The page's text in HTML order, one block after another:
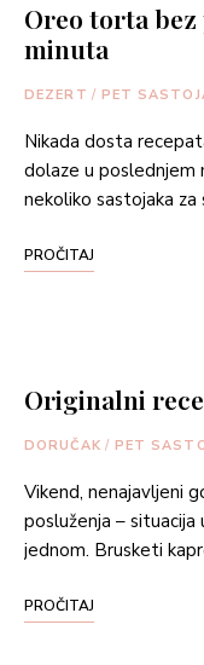
Oreo torta bez
minuta
DEZERT / PET
Nikada dosta
dolaze u poslednjem
nekoliko sastojaka
PROČITAJ
Originalni
DORUČAK / PET
Vikend, nenajavljeni
posluženja – situacija
jednom. Brusketi
PROČITAJ